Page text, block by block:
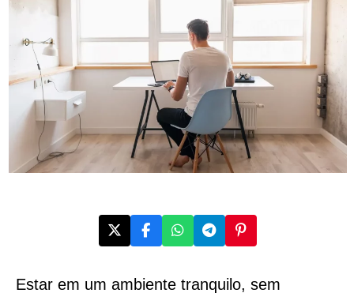
Estar em um ambiente tranquilo, sem